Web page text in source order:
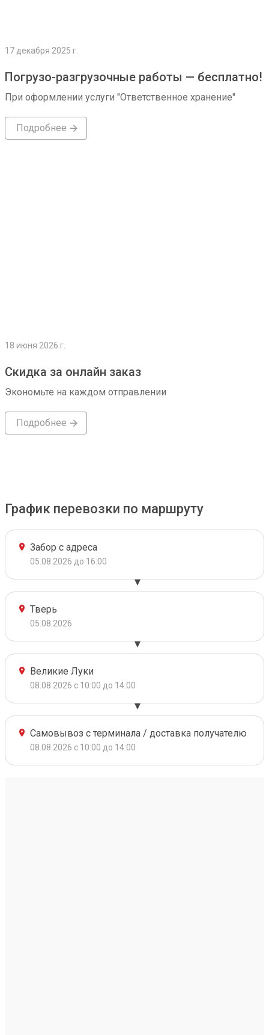
17 декабря 2025 г.
Погрузо-разгрузочные работы — бесплатно!
При оформлении услуги "Ответственное хранение"
Подробнее
18 июня 2026 г.
Скидка за онлайн заказ
Экономьте на каждом отправлении
Подробнее
График перевозки по маршруту
Забор с адреса
05.08.2026 до 16:00
Тверь
05.08.2026
Великие Луки
08.08.2026 с 10:00 до 14:00
Самовывоз с терминала / доставка получателю
08.08.2026 с 10:00 до 14:00